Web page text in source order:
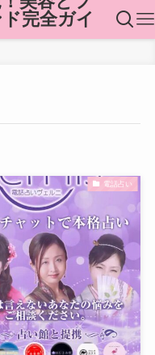
完全ガイ
電話占い